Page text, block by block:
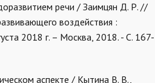
речи / Заимцян Д. Р. //
воздействия :
2018 г. – Москва, 2018. - С. 167-
аспекте / Кытина В. В.,